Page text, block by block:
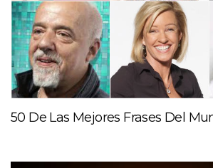
50 De Las Mejores Frases Del